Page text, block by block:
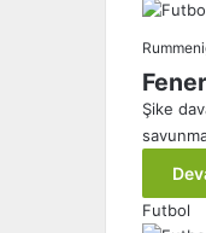
Şike
Futbol